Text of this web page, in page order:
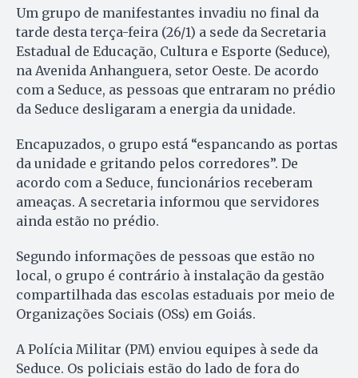
Um grupo de manifestantes invadiu no final da
tarde desta terça-feira (26/1) a sede da Secretaria
Estadual de Educação, Cultura e Esporte (Seduce),
na Avenida Anhanguera, setor Oeste. De acordo
com a Seduce, as pessoas que entraram no prédio
da Seduce desligaram a energia da unidade.
Encapuzados, o grupo está “espancando as portas
da unidade e gritando pelos corredores”. De
acordo com a Seduce, funcionários receberam
ameaças. A secretaria informou que servidores
ainda estão no prédio.
Segundo informações de pessoas que estão no
local, o grupo é contrário à instalação da gestão
compartilhada das escolas estaduais por meio de
Organizações Sociais (OSs) em Goiás.
A Polícia Militar (PM) enviou equipes à sede da
Seduce. Os policiais estão do lado de fora do